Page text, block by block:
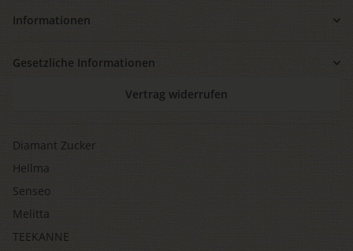
Informationen
Gesetzliche Informationen
Vertrag widerrufen
Diamant Zucker
Hellma
Senseo
Melitta
TEEKANNE